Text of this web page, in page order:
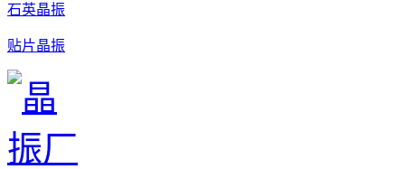
石英晶振
贴片晶振